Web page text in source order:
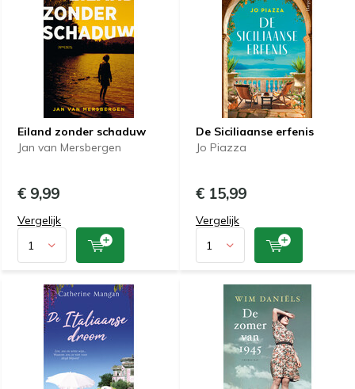
Eiland zonder schaduw
Jan van Mersbergen
€ 9,99
Vergelijk
De Siciliaanse erfenis
Jo Piazza
€ 15,99
Vergelijk